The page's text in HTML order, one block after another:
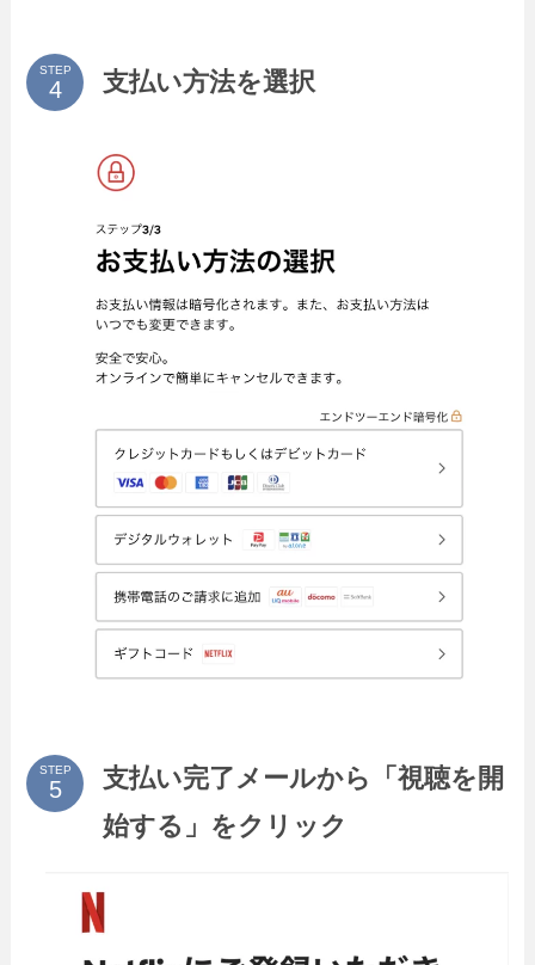
STEP 支払い方法を選択
STEP
支払い完了メールから「視聴を開
始する」をクリック